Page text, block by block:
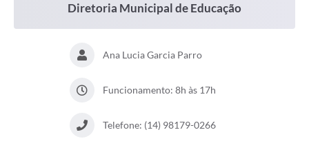
Diretoria Municipal de Educação
Ana Lucia Garcia Parro
Funcionamento: 8h às 17h
Telefone: (14) 98179-0266